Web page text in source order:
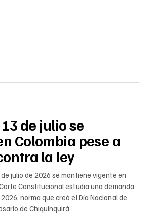
de julio se
Colombia pese a
la ley
julio de 2026 se mantiene vigente en
Constitucional estudia una demanda
norma que creó el Día Nacional de
de Chiquinquirá.